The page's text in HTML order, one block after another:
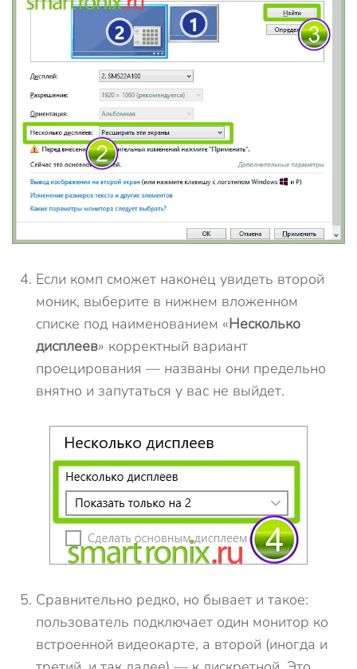
Если комп сможет наконец увидеть второй
моник, выберите в нижнем вложенном
списке под наименованием «Несколько
дисплеев» корректный вариант
проецирования — названы они предельно
внятно и запутаться у вас не выйдет.
Сравнительно редко, но бывает и такое:
пользователь подключает один монитор ко
встроенной видеокарте, а второй (иногда и